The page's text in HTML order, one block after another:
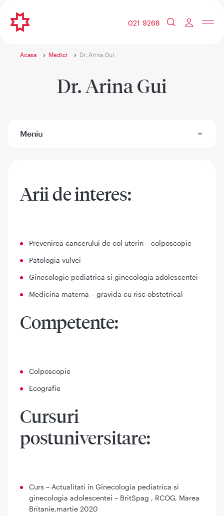
021 9268
Acasa Medici Dr. Arina Gui
Dr. Arina Gui
Meniu
Arii de interes:
Prevenirea cancerului de col uterin – colposcopie
Patologia vulvei
Ginecologie pediatrica si ginecologia adolescentei
Medicina materna – gravida cu risc obstetrical
Competente:
Colposcopie
Ecografie
Cursuri
postuniversitare:
Curs – Actualitati in Ginecologia pediatrica si
ginecologia adolescentei – BritSpag , RCOG, Marea
Britanie,martie 2020